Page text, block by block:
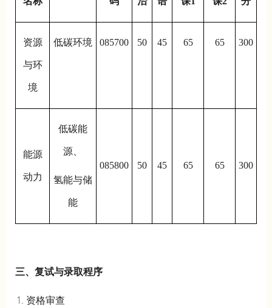
资源
与环
境
低碳环境 085700 50 45 65 65 300
能源
动力
低碳能
源、
氢能与储
能
085800 50 45 65 65 300
三、复试与录取程序
资格审查